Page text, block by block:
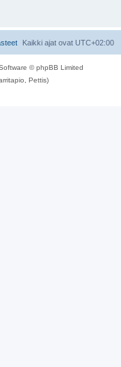
Kaikki ajat ovat UTC+02:00
© phpBB Limited
Pettis)